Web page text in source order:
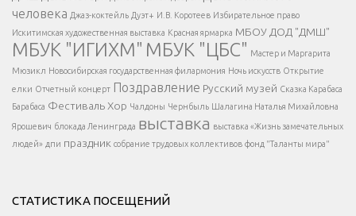
Написать
</button >
</div >
</div > </div >
человека Джаз-коктейль Дуэт+ И.В. Коротеев Избирательное право
Искитимская художественная выставка Красная ярмарка МБОУ ДОД "ДМШ"
МБУК "ИГИХМ" МБУК "ЦБС" Мастер и Маргарита
Мюзикл Новосибирская государственная филармония Ночь искусств Открытие
елки Отчетный концерт Поздравление Русский музей Сказка Карабаса
Барабаса Фестиваль Хор Чалдоны Чернбыль Шалагина Наталья Михайловна
Ярошевич блокада Ленинграда выставка выставка «Жизнь замечательных
людей» дпи праздник собрание трудовых коллективов фонд "Таланты мира"
СТАТИСТИКА ПОСЕЩЕНИЙ